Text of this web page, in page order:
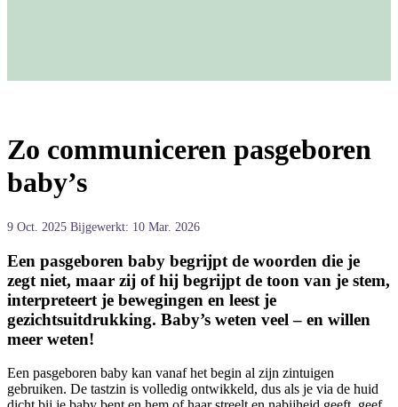
Zo communiceren pasgeboren
baby’s
9 Oct. 2025 Bijgewerkt: 10 Mar. 2026
Een pasgeboren baby begrijpt de woorden die je
zegt niet, maar zij of hij begrijpt de toon van je stem,
interpreteert je bewegingen en leest je
gezichtsuitdrukking. Baby’s weten veel – en willen
meer weten!
Een pasgeboren baby kan vanaf het begin al zijn zintuigen
gebruiken. De tastzin is volledig ontwikkeld, dus als je via de huid